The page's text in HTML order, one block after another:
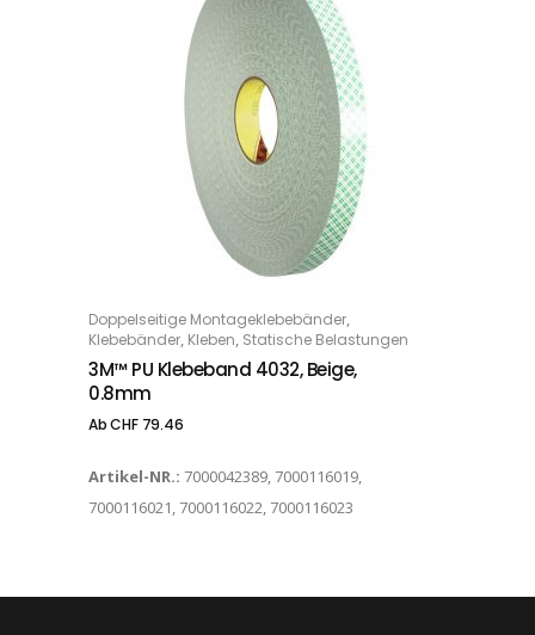
OPTIONS
Doppelseitige Montageklebebänder,
Klebebänder, Kleben, Statische Belastungen
3M™ PU Klebeband 4032, Beige,
0.8mm
AbCHF79.46
Artikel-NR.: 7000042389, 7000116019,
7000116021, 7000116022, 7000116023